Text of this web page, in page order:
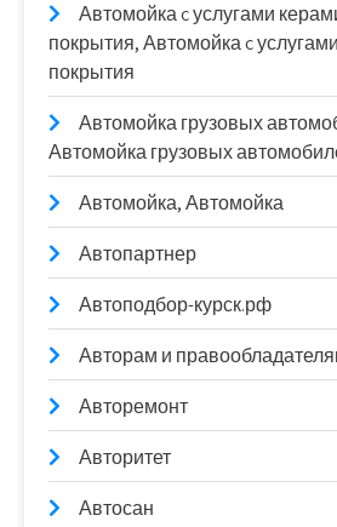
Автомойка c услугами
покрытия, Автомойка c
покрытия
Автомойка грузовых
Автомойка грузовых
Автомойка, Автомойка
Автопартнер
Автоподбор-курск.рф
Авторам и
Авторемонт
Авторитет
Автосан